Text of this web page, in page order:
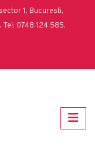
1, Bucuresti,
Tel: 0748.124.585,